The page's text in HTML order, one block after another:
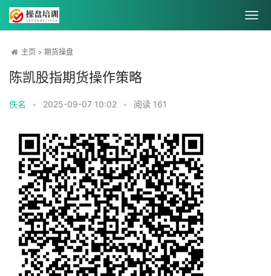
主页 > 期货操盘
陈凯股指期货操作策略
佚名 • 2025-09-07 10:02 • 阅读 161